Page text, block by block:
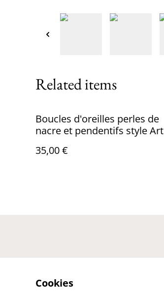
Related items
Boucles d'oreilles perles de
nacre et pendentifs style Art
35,00 €
Cookies